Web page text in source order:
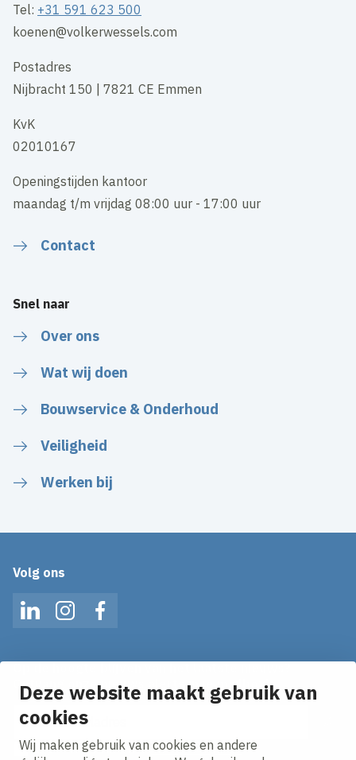
Deze website maakt gebruik van
cookies
Wij maken gebruik van cookies en andere
Tel: +31 591 623 500
koenen@volkerwessels.com
Postadres
Nijbracht 150 | 7821 CE Emmen
KvK
02010167
Openingstijden kantoor
maandag t/m vrijdag 08:00 uur - 17:00 uur
Contact
Snel naar
Over ons
Wat wij doen
Bouwservice & Onderhoud
Veiligheid
Werken bij
Volg ons
LinkedInInstagramFacebook
Ontvang onze nieuws alerts in je mailbox!
E-mailadres
Ik ga akkoord met hetprivacy statement.